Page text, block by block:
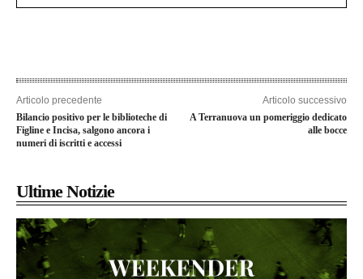
Articolo precedente
Bilancio positivo per le biblioteche di
Figline e Incisa, salgono ancora i
numeri di iscritti e accessi
Articolo successivo
A Terranuova un pomeriggio dedicato
alle bocce
Ultime Notizie